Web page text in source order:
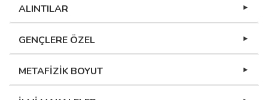
ALINTILAR
GENÇLERE ÖZEL
METAFİZİK BOYUT